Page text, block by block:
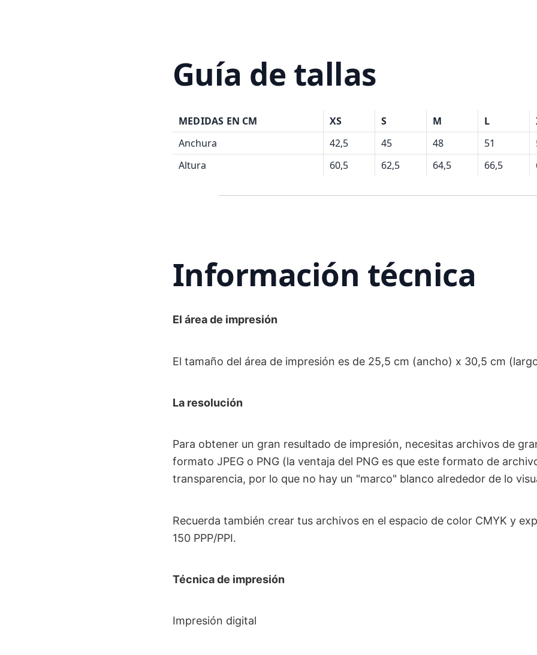
Guía de tallas
MEDIDAS EN CM XS S M L
Anchura
42,5 45 48 51
Altura
60,5 62,5 64,5 66,5
Información técnica
El área de impresión
El tamaño del área de impresión es de 25,5 cm (ancho) x 30,5 cm
La resolución
Para obtener un gran resultado de impresión, necesitas archivos de
formato JPEG o PNG (la ventaja del PNG es que este formato de
transparencia, por lo que no hay un "marco" blanco alrededor de lo
Recuerda también crear tus archivos en el espacio de color CMYK y
150 PPP/PPI.
Técnica de impresión
Impresión digital